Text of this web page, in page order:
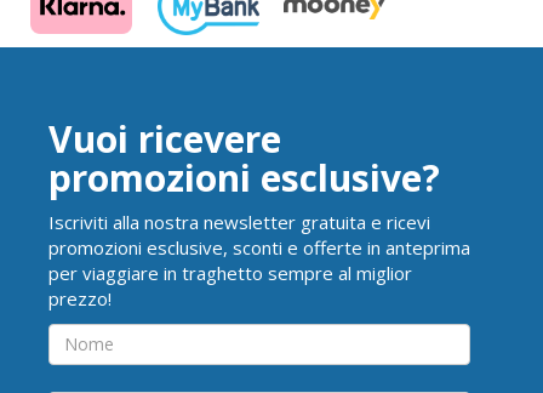
Vuoi ricevere
promozioni esclusive?
Iscriviti alla nostra newsletter gratuita e ricevi
promozioni esclusive, sconti e offerte in anteprima
per viaggiare in traghetto sempre al miglior
prezzo!